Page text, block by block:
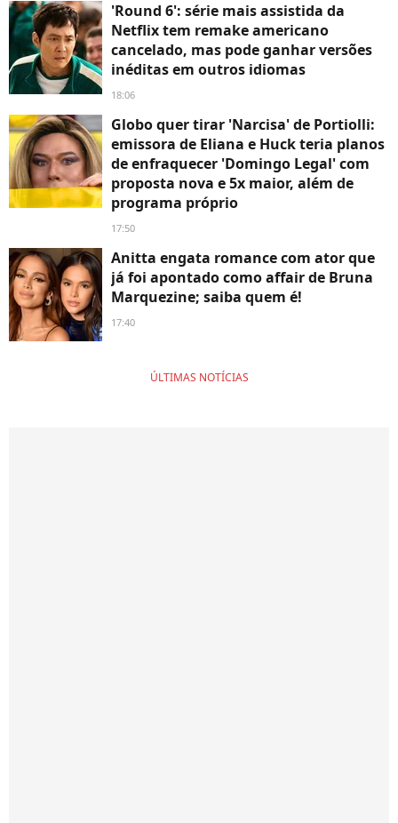
'Round 6': série mais assistida da
Netflix tem remake americano
cancelado, mas pode ganhar versões
inéditas em outros idiomas
18:06
Globo quer tirar 'Narcisa' de Portiolli:
emissora de Eliana e Huck teria planos
de enfraquecer 'Domingo Legal' com
proposta nova e 5x maior, além de
programa próprio
17:50
Anitta engata romance com ator que
já foi apontado como affair de Bruna
Marquezine; saiba quem é!
17:40
ÚLTIMAS NOTÍCIAS